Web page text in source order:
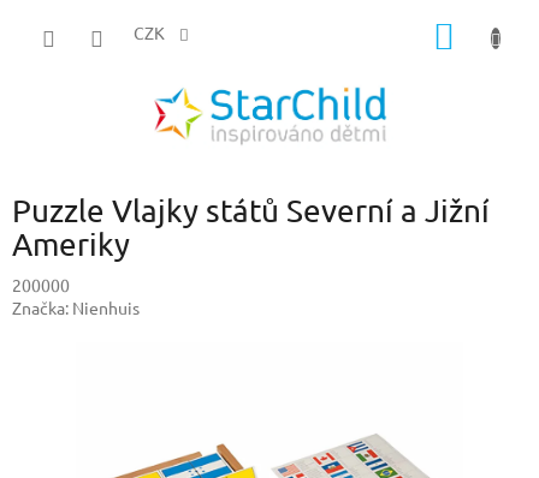
CZK
Puzzle Vlajky států Severní a Jižní
Ameriky
200000
Značka: Nienhuis